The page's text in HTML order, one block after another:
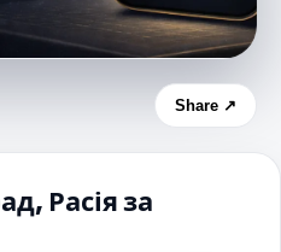
Share ↗
Расія за